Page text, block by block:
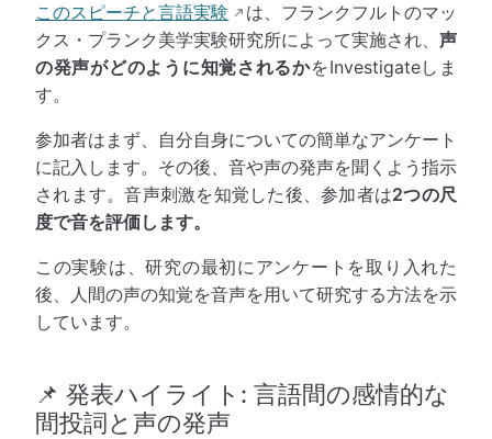
このスピーチと言語実験
は、フランクフルトのマッ
クス・プランク美学実験研究所によって実施され、 声
の発声がどのように知覚されるかをInvestigateしま
す。
参加者はまず、自分自身についての簡単なアンケート
に記入します。その後、音や声の発声を聞くよう指示
されます。音声刺激を知覚した後、参加者は2つの尺
度で音を評価します。
この実験は、研究の最初にアンケートを取り入れた
後、人間の声の知覚を音声を用いて研究する方法を示
しています。
📌 発表ハイライト: 言語間の感情的な
間投詞と声の発声